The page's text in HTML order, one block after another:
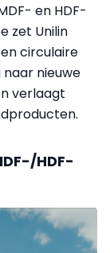
en HDF-
zet Unilin
circulaire
nieuwe
verlaagt
HDF-